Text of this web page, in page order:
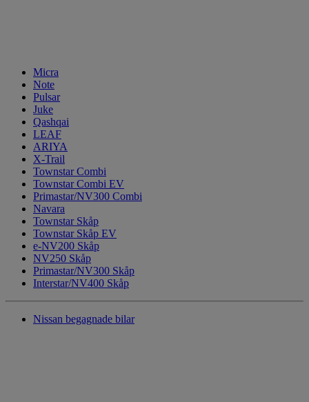
Micra
Note
Pulsar
Juke
Qashqai
LEAF
ARIYA
X-Trail
Townstar Combi
Townstar Combi EV
Primastar/NV300 Combi
Navara
Townstar Skåp
Townstar Skåp EV
e-NV200 Skåp
NV250 Skåp
Primastar/NV300 Skåp
Interstar/NV400 Skåp
Nissan begagnade bilar